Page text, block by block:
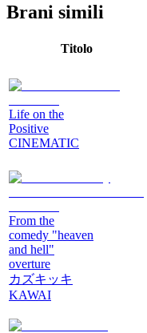
Brani simili
Titolo
Life on the
Positive
CINEMATIC
From the
comedy "heaven
and hell"
overture
カズキッキ
KAWAI